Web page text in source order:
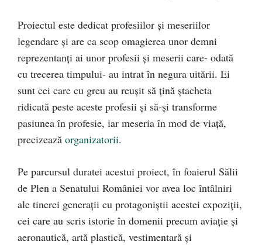
Proiectul este dedicat profesiilor și meseriilor
legendare și are ca scop omagierea unor demni
reprezentanți ai unor profesii și meserii care- odată
cu trecerea timpului- au intrat în negura uitării. Ei
sunt cei care cu greu au reușit să țină ștacheta
ridicată peste aceste profesii și să-și transforme
pasiunea în profesie, iar meseria în mod de viață,
precizează organizatorii.
Pe parcursul duratei acestui proiect, în foaierul Sălii
de Plen a Senatului României vor avea loc întâlniri
ale tinerei generații cu protagoniștii acestei expoziții,
cei care au scris istorie în domenii precum aviație și
aeronautică, artă plastică, vestimentară și